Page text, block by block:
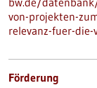
von-projekten-
relevanz-fuer-
Förderung